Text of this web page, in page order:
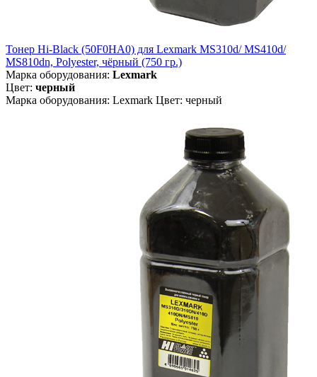
Тонер Hi-Black (50F0HA0) для Lexmark MS310d/ MS410d/
MS810dn, Polyester, чёрный (750 гр.)
Марка оборудования: Lexmark
Цвет: черный
Марка оборудования: Lexmark Цвет: черный